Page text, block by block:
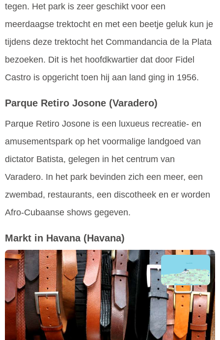
tegen. Het park is zeer geschikt voor een
meerdaagse trektocht en met een beetje geluk kun je
tijdens deze trektocht het Commandancia de la Plata
bezoeken. Dit is het hoofdkwartier dat door Fidel
Castro is opgericht toen hij aan land ging in 1956.
Parque Retiro Josone (Varadero)
Parque Retiro Josone is een luxueus recreatie- en
amusementspark op het voormalige landgoed van
dictator Batista, gelegen in het centrum van
Varadero. In het park bevinden zich een meer, een
zwembad, restaurants, een discotheek en er worden
Afro-Cubaanse shows gegeven.
Markt in Havana (Havana)